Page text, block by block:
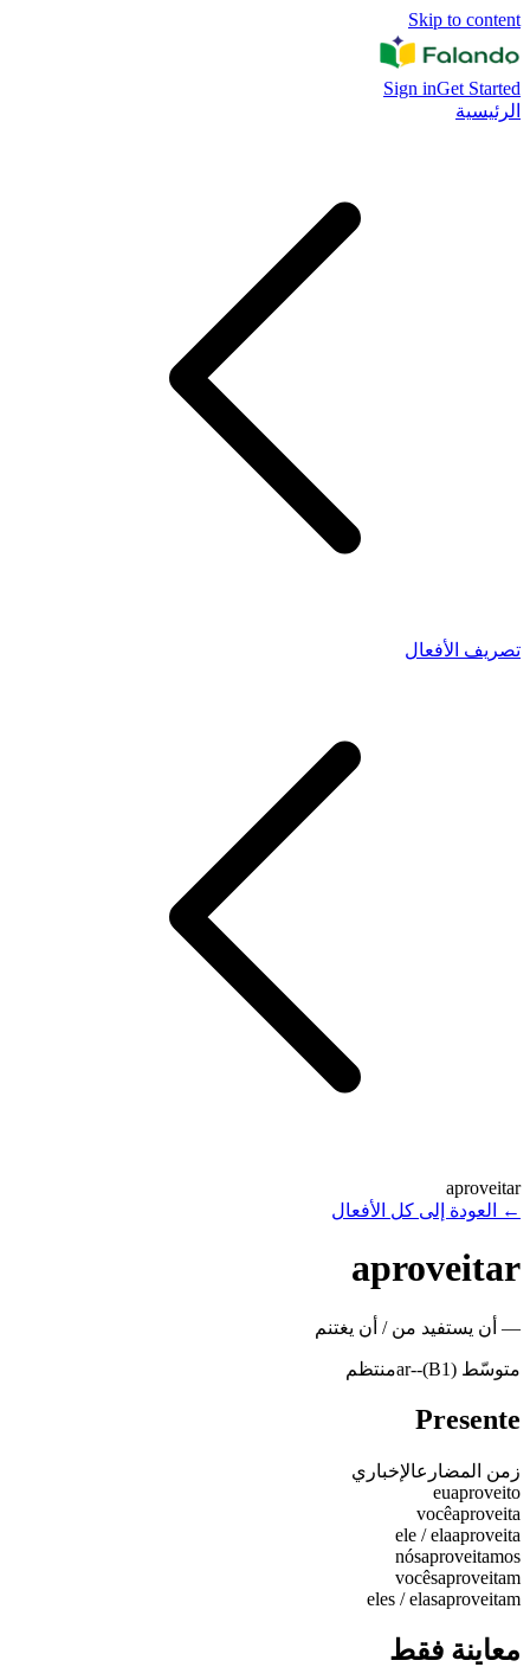
Skip to content
Sign inGet Started
الرئيسية
تصريف الأفعال
aproveitar
←
العودة إلى كل الأفعال
aproveitar
— أن يستفيد من / أن يغتنم
متوسّط (B1) -
-ar منتظم
Presente
زمن المضارعالإخباري
euaproveito
vocêaproveita
ele / elaaproveita
nósaproveitamos
vocêsaproveitam
eles / elasaproveitam
معاينة فقط